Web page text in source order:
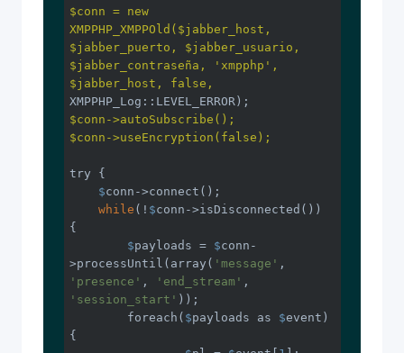
$conn = new
XMPPHP_XMPPOld($jabber_host,
$jabber_puerto, $jabber_usuario,
$jabber_contraseña, 'xmpphp',
$jabber_host, false,
$conn ->autoSubscribe();
$conn ->useEncryption(false);
try {
$conn->connect();
while (! $conn->isDisconnected())
{
$payloads = $conn-
>processUntil(array( 'message'
'presence' , 'end_stream'
'session_start' ));
    	foreach(
$payloads as $event)
{